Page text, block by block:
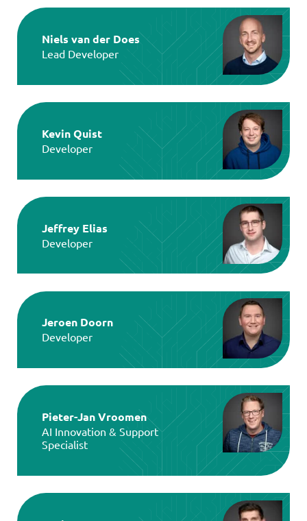
Niels van der Does
Lead Developer
Kevin Quist
Developer
Jeffrey Elias
Developer
Jeroen Doorn
Developer
Pieter-Jan Vroomen
AI Innovation & Support
Specialist